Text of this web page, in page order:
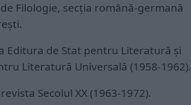
Filologie, secţia română-germană
Editura de Stat pentru Literatură şi
Literatură Universală (1958-1962).
Secolul XX (1963-1972).